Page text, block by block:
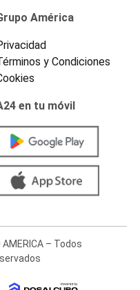
América
y Condiciones
en tu móvil
– Todos